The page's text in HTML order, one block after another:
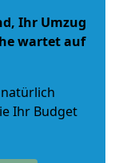
Ihr Umzug
wartet auf
Ihr Budget